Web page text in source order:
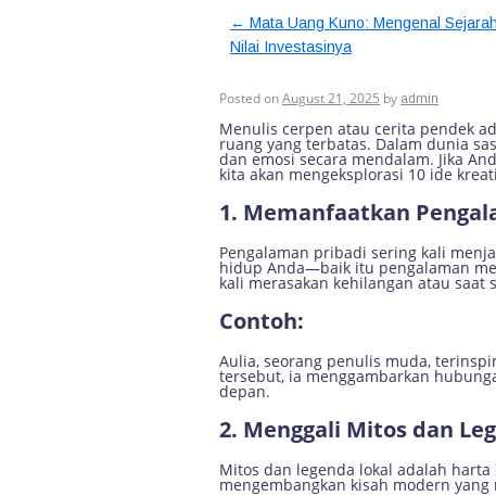
← Mata Uang Kuno: Mengenal
Nilai Investasinya
Posted onAugust 21, 2025 by admin
Menulis cerpen atau cerita pendek
ruang yang terbatas. Dalam dunia
dan emosi secara mendalam. Jika
kita akan mengeksplorasi 10 ide
1. Memanfaatkan
Pengalaman pribadi sering kali
hidup Anda—baik itu pengalaman
kali merasakan kehilangan atau
Contoh:
Aulia, seorang penulis muda,
tersebut, ia menggambarkan
depan.
2. Menggali Mitos dan
Mitos dan legenda lokal adalah
mengembangkan kisah modern